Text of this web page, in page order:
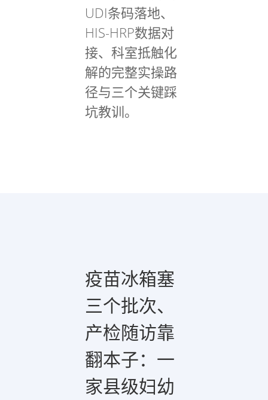
UDI条码落地、
HIS-HRP数据对
接、科室抵触化
解的完整实操路
径与三个关键踩
坑教训。
疫苗冰箱塞
三个批次、
产检随访靠
翻本子：一
家县级妇幼